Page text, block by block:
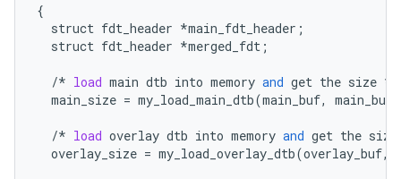
{
struct fdt_header *main_fdt_header ;
struct fdt_header *merged_fdt ;
/* load main dtb into memory and get the size */
main_size = my_load_main_dtb(main_buf,
/* load overlay dtb into memory and get the size
overlay_size = my_load_overlay_dtb(overlay_buf,